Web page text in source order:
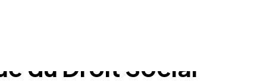
du Droit Social